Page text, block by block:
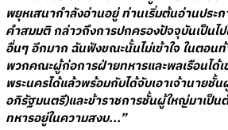
พยุหเสนากำลังอ่านอยู่ ท่านเริ่มต้นอ่านประ
คำสมมติ กล่าวถึงการปกครองปัจจุบันเป็นไป
อื่นๆ อีกมาก ฉันฟังขณะนั้นไม่เข้าใจ ในตอน
พวกคณะผู้ก่อการฝ่ายทหารและพลเรือนได้
พระนครได้แล้วพร้อมกับได้จับเอาเจ้านายชั้
อภิรัฐมนตรี)และข้าราชการชั้นผู้ใหญ่มาเป็น
ทหารอยู่ในความสงบ...”